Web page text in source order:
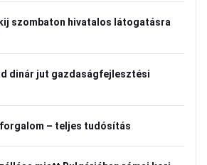
szombaton hivatalos látogatásra
dinár jut gazdaságfejlesztési
– teljes tudósítás